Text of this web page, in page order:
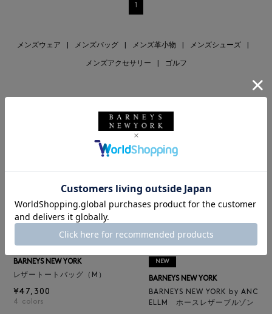
1
メンズウェア メンズバッグ メンズ革小物 メンズシューズ
メンズアクセサリー ゴルフ
BARNEYS NEW YORK
レザートートバッグ（M）
¥47,300
4 colors
NEW
BARNEYS NEW YORK
BARNEYS NEW YORK by ANC
ELLM ホースレザーブルゾン